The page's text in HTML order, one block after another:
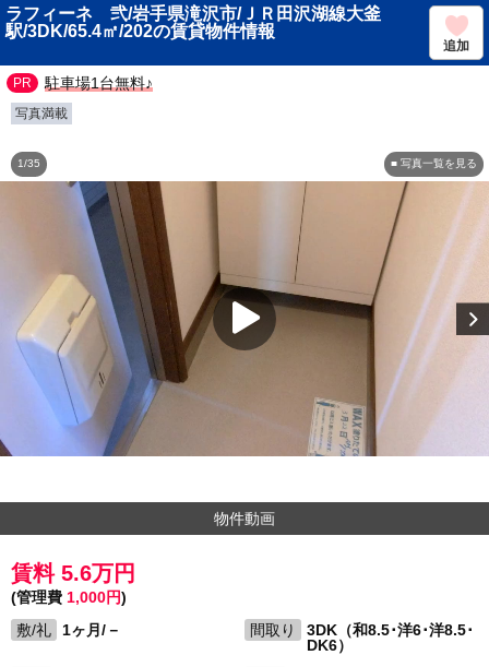
ラフィーネ 弐/岩手県滝沢市/ＪＲ田沢湖線大釜
駅/3DK/65.4㎡/202の賃貸物件情報
追加
駐車場1台無料♪
写真満載
■ 写真一覧を見る
1/35
物件動画
賃料 5.6万円
(管理費 1,000円)
敷/礼
1ヶ月/－ 間取り
3DK（和8.5･洋6･洋8.5･
DK6）